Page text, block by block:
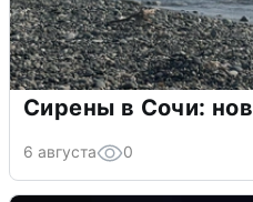
Сирены в Сочи:
6 августа 0